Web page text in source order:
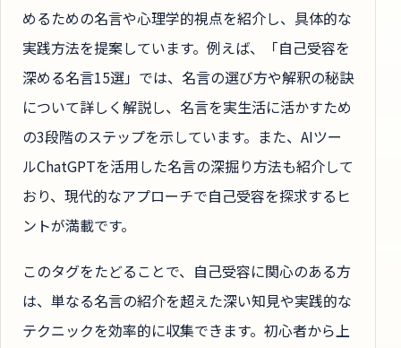
めるための名言や心理学的視点を紹介し、具体的な
実践方法を提案しています。例えば、「自己受容を
深める名言15選」では、名言の選び方や解釈の秘訣
について詳しく解説し、名言を実生活に活かすため
の3段階のステップを示しています。また、AIツー
ルChatGPTを活用した名言の深掘り方法も紹介して
おり、現代的なアプローチで自己受容を探求するヒ
ントが満載です。
このタグをたどることで、自己受容に関心のある方
は、単なる名言の紹介を超えた深い知見や実践的な
テクニックを効率的に収集できます。初心者から上